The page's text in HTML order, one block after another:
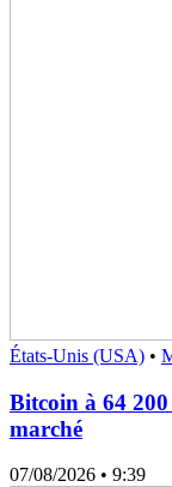
États-Unis (USA) •
Bitcoin à 64
marché
07/08/2026 • 9:39